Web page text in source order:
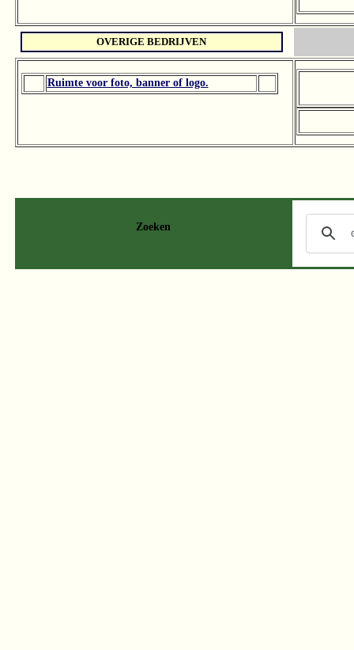
OVERIGE BEDRIJVEN
Ruimte voor foto, banner of logo.
Zoeken